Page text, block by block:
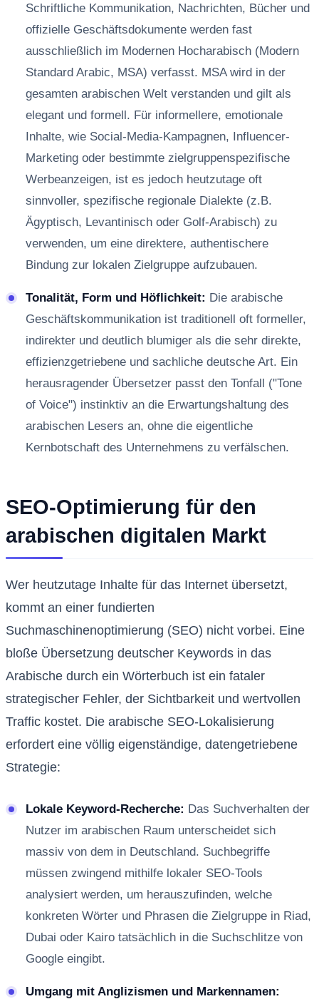
Schriftliche Kommunikation, Nachrichten, Bücher und
offizielle Geschäftsdokumente werden fast
ausschließlich im Modernen Hocharabisch (Modern
Standard Arabic, MSA) verfasst. MSA wird in der
gesamten arabischen Welt verstanden und gilt als
elegant und formell. Für informellere, emotionale
Inhalte, wie Social-Media-Kampagnen, Influencer-
Marketing oder bestimmte zielgruppenspezifische
Werbeanzeigen, ist es jedoch heutzutage oft
sinnvoller, spezifische regionale Dialekte (z.B.
Ägyptisch, Levantinisch oder Golf-Arabisch) zu
verwenden, um eine direktere, authentischere
Bindung zur lokalen Zielgruppe aufzubauen.
Tonalität, Form und Höflichkeit: Die arabische
Geschäftskommunikation ist traditionell oft formeller,
indirekter und deutlich blumiger als die sehr direkte,
effizienzgetriebene und sachliche deutsche Art. Ein
herausragender Übersetzer passt den Tonfall ("Tone
of Voice") instinktiv an die Erwartungshaltung des
arabischen Lesers an, ohne die eigentliche
Kernbotschaft des Unternehmens zu verfälschen.
SEO-Optimierung für den
arabischen digitalen Markt
Wer heutzutage Inhalte für das Internet übersetzt,
kommt an einer fundierten
Suchmaschinenoptimierung (SEO) nicht vorbei. Eine
bloße Übersetzung deutscher Keywords in das
Arabische durch ein Wörterbuch ist ein fataler
strategischer Fehler, der Sichtbarkeit und wertvollen
Traffic kostet. Die arabische SEO-Lokalisierung
erfordert eine völlig eigenständige, datengetriebene
Strategie:
Lokale Keyword-Recherche: Das Suchverhalten der
Nutzer im arabischen Raum unterscheidet sich
massiv von dem in Deutschland. Suchbegriffe
müssen zwingend mithilfe lokaler SEO-Tools
analysiert werden, um herauszufinden, welche
konkreten Wörter und Phrasen die Zielgruppe in Riad,
Dubai oder Kairo tatsächlich in die Suchschlitze von
Google eingibt.
Umgang mit Anglizismen und Markennamen: